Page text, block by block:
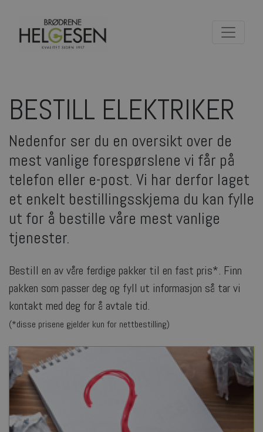
BESTILL ELEKTRIKER
Nedenfor ser du en oversikt over de
mest vanlige forespørslene vi får på
telefon eller e-post. Vi har derfor laget
et enkelt bestillingsskjema du kan fylle
ut for å bestille våre mest vanlige
tjenester.
Bestill en av våre ferdige pakker til en fast pris*. Finn
pakken som passer deg og fyll ut informasjon så tar vi
kontakt med deg for å avtale tid.
(*disse prisene gjelder kun for nettbestilling)